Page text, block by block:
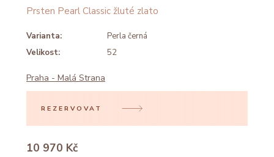
Prsten Pearl Classic žluté zlato
Varianta:
Perla černá
Velikost:
52
Praha - Malá Strana
REZERVOVAT
10 970 Kč